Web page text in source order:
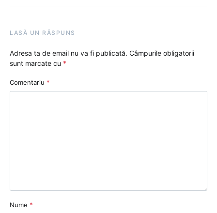
LASĂ UN RĂSPUNS
Adresa ta de email nu va fi publicată. Câmpurile obligatorii
sunt marcate cu *
Comentariu *
Nume *